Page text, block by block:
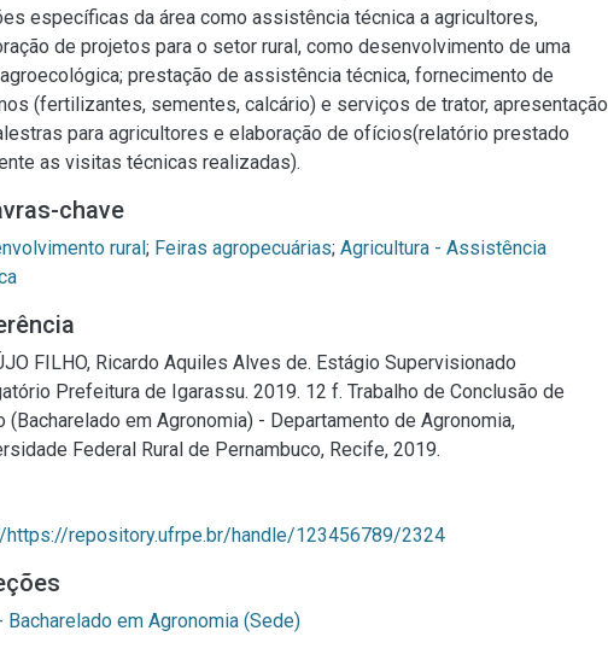
específicas da área como assistência técnica a agricultores,
de projetos para o setor rural, como desenvolvimento de uma
prestação de assistência técnica, fornecimento de
(fertilizantes, sementes, calcário) e serviços de trator, apresentação
para agricultores e elaboração de ofícios(relatório prestado
as visitas técnicas realizadas).
chave
rural; Feiras agropecuárias; Agricultura - Assistência
FILHO, Ricardo Aquiles Alves de. Estágio Supervisionado
Prefeitura de Igarassu. 2019. 12 f. Trabalho de Conclusão de
(Bacharelado em Agronomia) - Departamento de Agronomia,
Federal Rural de Pernambuco, Recife, 2019.
https://repository.ufrpe.br/handle/123456789/2324
Bacharelado em Agronomia (Sede)